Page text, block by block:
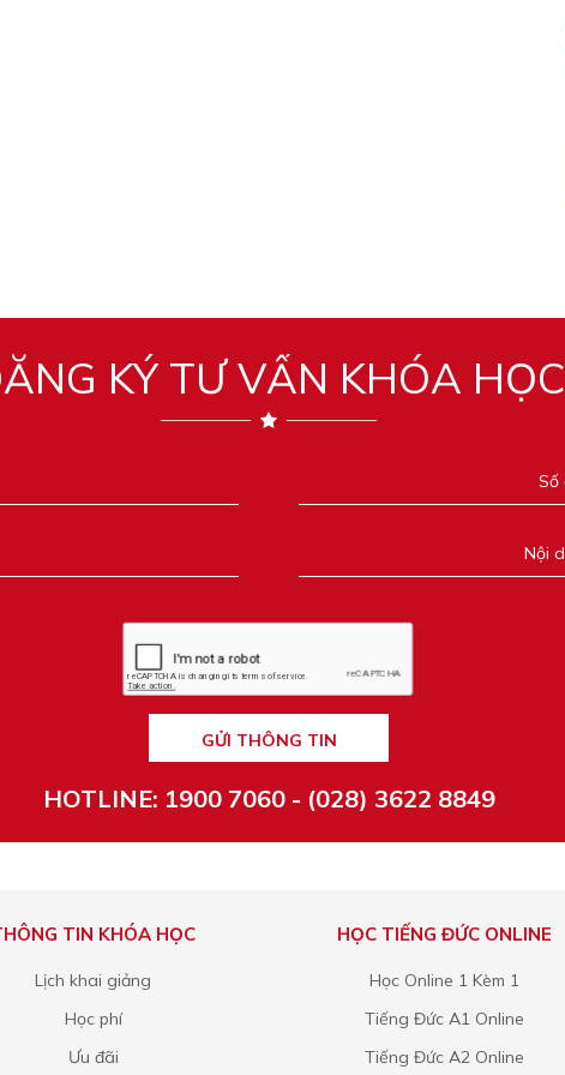
KÝ TƯ VẤN KHÓA HỌC
GỬI THÔNG TIN
HOTLINE: 1900 7060 - (028) 3622 8849
TIN KHÓA HỌC
Lịch khai giảng
Học phí
Ưu đãi
HỌC TIẾNG ĐỨC ONLINE
Học Online 1 Kèm 1
Tiếng Đức A1 Online
Tiếng Đức A2 Online